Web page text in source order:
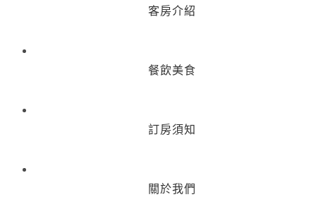
客房介紹
餐飲美食
訂房須知
關於我們